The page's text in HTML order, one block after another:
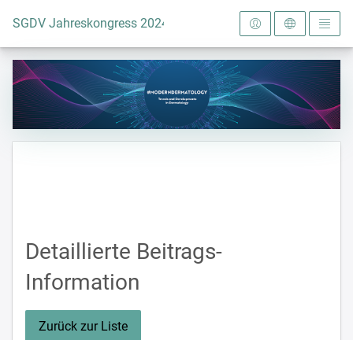
Zur Startseite
SGDV Jahreskongress 2024
Detaillierte Beitrags-
Information
Zurück zur Liste